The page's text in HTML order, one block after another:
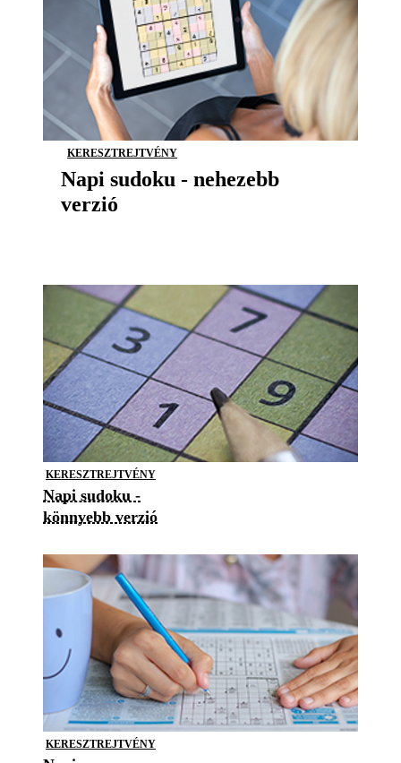
KERESZTREJTVÉNY
Napi sudoku - nehezebb
verzió
KERESZTREJTVÉNY
Napi sudoku -
könnyebb verzió
KERESZTREJTVÉNY